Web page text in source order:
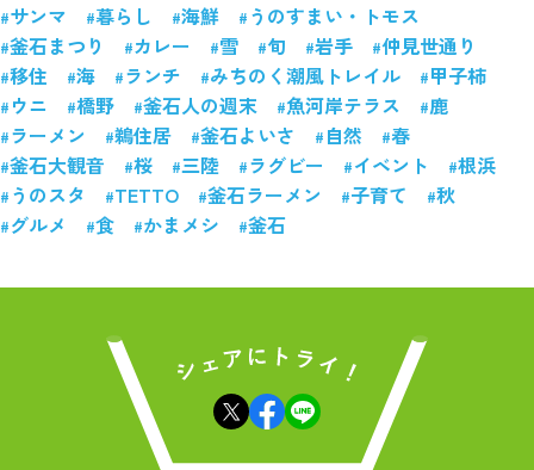
サンマ 暮らし 海鮮
うのすまい・トモス
釜石まつり
カレー 雪 旬 岩手
仲見世通り
移住
海 ランチ みちのく潮風トレイル
甲子柿
ウニ
橋野 釜石人の週末 魚河岸テラス
鹿
ラーメン
鵜住居 釜石よいさ 自然
春
釜石大観音
桜 三陸 ラグビー イベント
根浜
うのスタ
TETTO 釜石ラーメン 子育て
秋
グルメ
食 かまメシ 釜石